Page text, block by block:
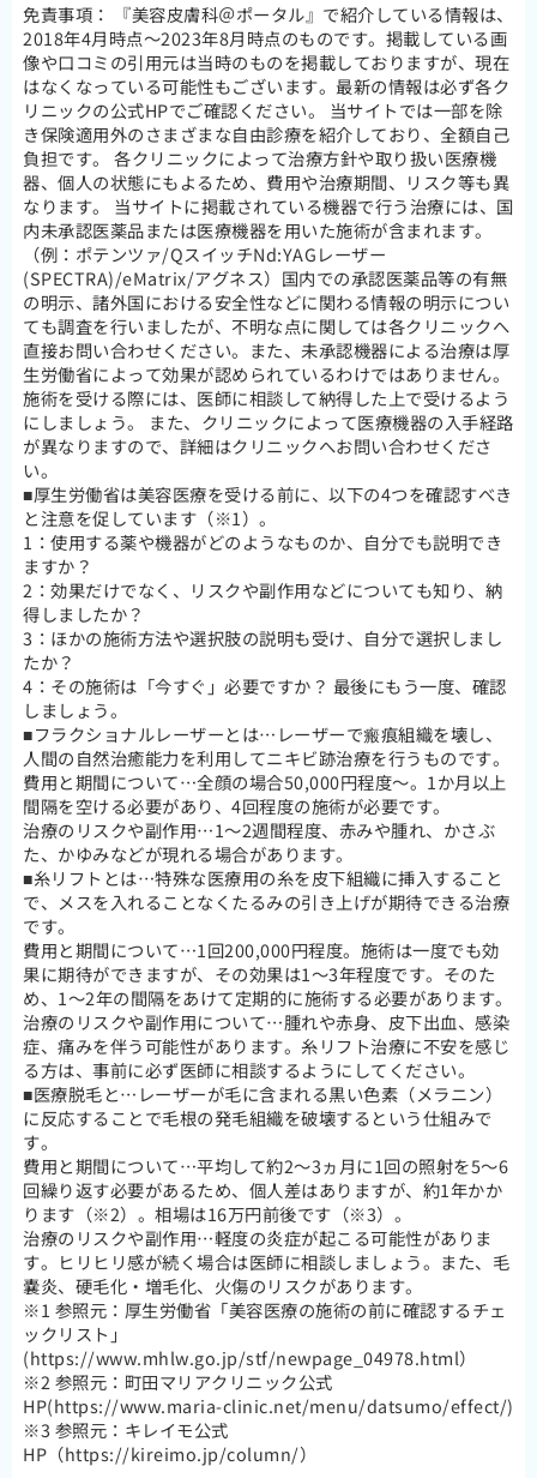
免責事項：
『美容皮膚科＠ポータル』で紹介している情報は、
2018年4月時点～2023年8月時点のものです。掲載している画
像や口コミの引用元は当時のものを掲載しておりますが、現在
はなくなっている可能性もございます。最新の情報は必ず各ク
リニックの公式HPでご確認ください。 当サイトでは一部を除
き保険適用外のさまざまな自由診療を紹介しており、全額自己
負担です。 各クリニックによって治療方針や取り扱い医療機
器、個人の状態にもよるため、費用や治療期間、リスク等も異
なります。 当サイトに掲載されている機器で行う治療には、国
内未承認医薬品または医療機器を用いた施術が含まれます。
（例：ポテンツァ/QスイッチNd:YAGレーザー
(SPECTRA)/eMatrix/アグネス）国内での承認医薬品等の有無
の明示、諸外国における安全性などに関わる情報の明示につい
ても調査を行いましたが、不明な点に関しては各クリニックへ
直接お問い合わせください。また、未承認機器による治療は厚
生労働省によって効果が認められているわけではありません。
施術を受ける際には、医師に相談して納得した上で受けるよう
にしましょう。 また、クリニックによって医療機器の入手経路
が異なりますので、詳細はクリニックへお問い合わせくださ
い。
■厚生労働省は美容医療を受ける前に、以下の4つを確認すべき
と注意を促しています（※1）。
1：使用する薬や機器がどのようなものか、自分でも説明でき
ますか？
2：効果だけでなく、リスクや副作用などについても知り、納
得しましたか？
3：ほかの施術方法や選択肢の説明も受け、自分で選択しまし
たか？
4：その施術は「今すぐ」必要ですか？ 最後にもう一度、確認
しましょう。
■フラクショナルレーザーとは…レーザーで瘢痕組織を壊し、
人間の自然治癒能力を利用してニキビ跡治療を行うものです。
費用と期間について…全顔の場合50,000円程度～。1か月以上
間隔を空ける必要があり、4回程度の施術が必要です。
治療のリスクや副作用…1～2週間程度、赤みや腫れ、かさぶ
た、かゆみなどが現れる場合があります。
■糸リフトとは…特殊な医療用の糸を皮下組織に挿入すること
で、メスを入れることなくたるみの引き上げが期待できる治療
です。
費用と期間について…1回200,000円程度。施術は一度でも効
果に期待ができますが、その効果は1～3年程度です。そのた
め、1～2年の間隔をあけて定期的に施術する必要があります。
治療のリスクや副作用について…腫れや赤身、皮下出血、感染
症、痛みを伴う可能性があります。糸リフト治療に不安を感じ
る方は、事前に必ず医師に相談するようにしてください。
■医療脱毛と…レーザーが毛に含まれる黒い色素（メラニン）
に反応することで毛根の発毛組織を破壊するという仕組みで
す。
費用と期間について…平均して約2～3ヵ月に1回の照射を5～6
回繰り返す必要があるため、個人差はありますが、約1年かか
ります（※2）。相場は16万円前後です（※3）。
治療のリスクや副作用…軽度の炎症が起こる可能性がありま
す。ヒリヒリ感が続く場合は医師に相談しましょう。また、毛
嚢炎、硬毛化・増毛化、火傷のリスクがあります。
※1 参照元：厚生労働省「美容医療の施術の前に確認するチェ
ックリスト」
(https://www.mhlw.go.jp/stf/newpage_04978.html）
※2 参照元：町田マリアクリニック公式
HP(https://www.maria-clinic.net/menu/datsumo/effect/)
※3 参照元：キレイモ公式
HP（https://kireimo.jp/column/）